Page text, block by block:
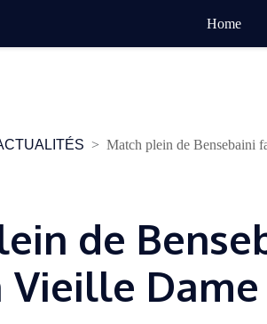
Home
Match plein de Bensebaini
de
Vieille Dame